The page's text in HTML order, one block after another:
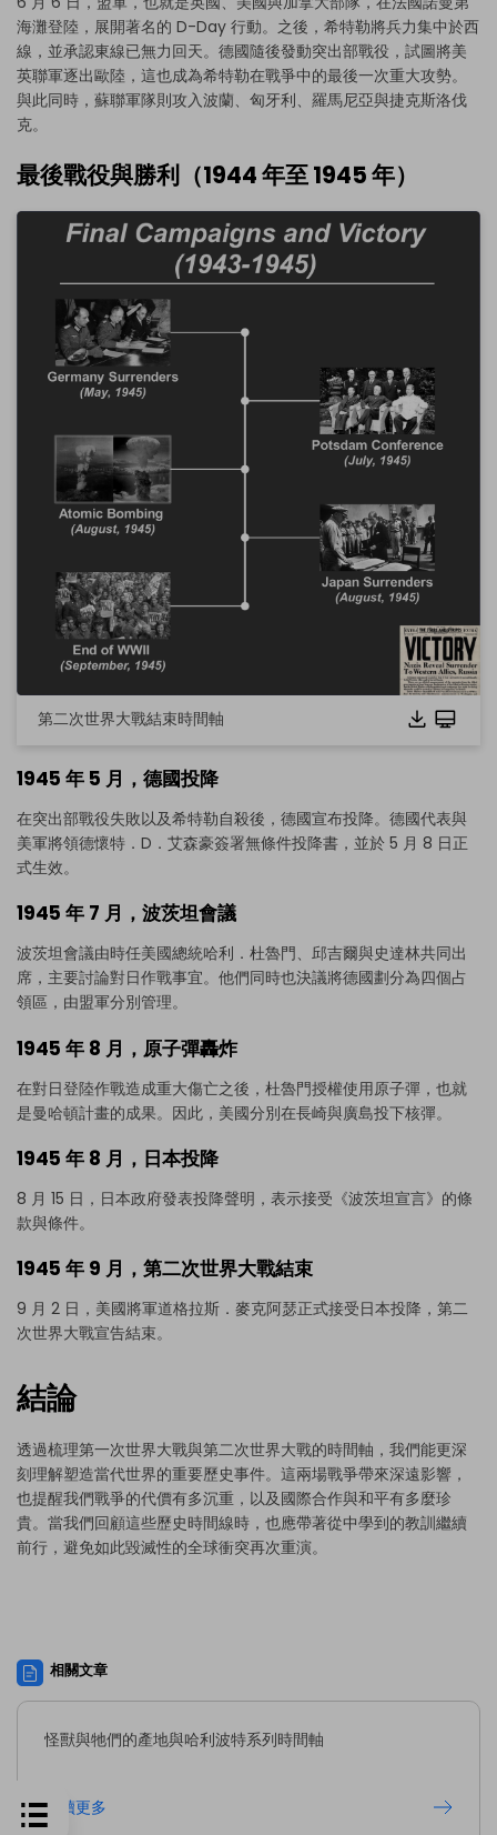
EdrawMax。
你也可以透過下方
免費試用EdrawMax Online。
海灘登陸，展開著名的 D-Day 行動。之後，希特勒將兵力集中於西
線，並承認東線已無力回天。德國隨後發動突出部戰役，試圖將美
英聯軍逐出歐陸，這也成為希特勒在戰爭中的最後一次重大攻勢。
與此同時，蘇聯軍隊則攻入波蘭、匈牙利、羅馬尼亞與捷克斯洛伐
克。
最後戰役與勝利（1944 年至 1945 年）
EdrawMax。
你也可以透過下方
免費試用EdrawMax Online。
第二次世界大戰結束時間軸
1945 年 5 月，德國投降
在突出部戰役失敗以及希特勒自殺後，德國宣布投降。德國代表與
美軍將領德懷特．D．艾森豪簽署無條件投降書，並於 5 月 8 日正
式生效。
1945 年 7 月，波茨坦會議
波茨坦會議由時任美國總統哈利．杜魯門、邱吉爾與史達林共同出
席，主要討論對日作戰事宜。他們同時也決議將德國劃分為四個占
領區，由盟軍分別管理。
1945 年 8 月，原子彈轟炸
在對日登陸作戰造成重大傷亡之後，杜魯門授權使用原子彈，也就
是曼哈頓計畫的成果。因此，美國分別在長崎與廣島投下核彈。
1945 年 8 月，日本投降
8 月 15 日，日本政府發表投降聲明，表示接受《波茨坦宣言》的條
款與條件。
1945 年 9 月，第二次世界大戰結束
9 月 2 日，美國將軍道格拉斯．麥克阿瑟正式接受日本投降，第二
次世界大戰宣告結束。
結論
透過梳理第一次世界大戰與第二次世界大戰的時間軸，我們能更深
刻理解塑造當代世界的重要歷史事件。這兩場戰爭帶來深遠影響，
也提醒我們戰爭的代價有多沉重，以及國際合作與和平有多麼珍
貴。當我們回顧這些歷史時間線時，也應帶著從中學到的教訓繼續
前行，避免如此毀滅性的全球衝突再次重演。
相關文章
怪獸與牠們的產地與哈利波特系列時間軸
閱讀更多